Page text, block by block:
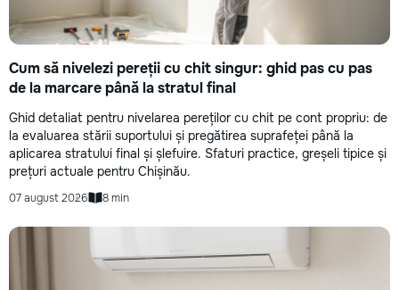
Cum să nivelezi pereții cu chit singur: ghid pas cu pas
de la marcare până la stratul final
Ghid detaliat pentru nivelarea pereților cu chit pe cont propriu: de
la evaluarea stării suportului și pregătirea suprafeței până la
aplicarea stratului final și șlefuire. Sfaturi practice, greșeli tipice și
prețuri actuale pentru Chișinău.
07 august 2026 8 min